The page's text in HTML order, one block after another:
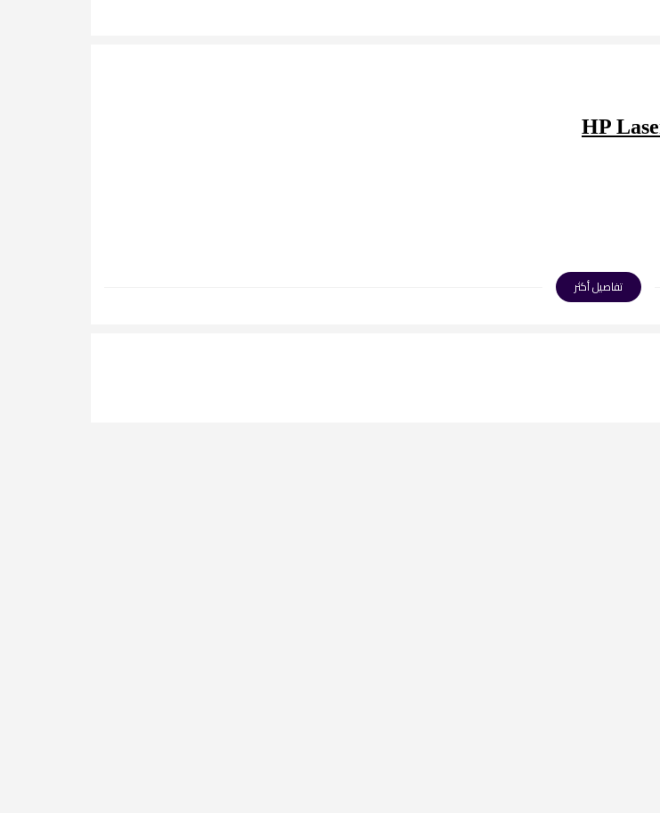
تفاصيل أكثر